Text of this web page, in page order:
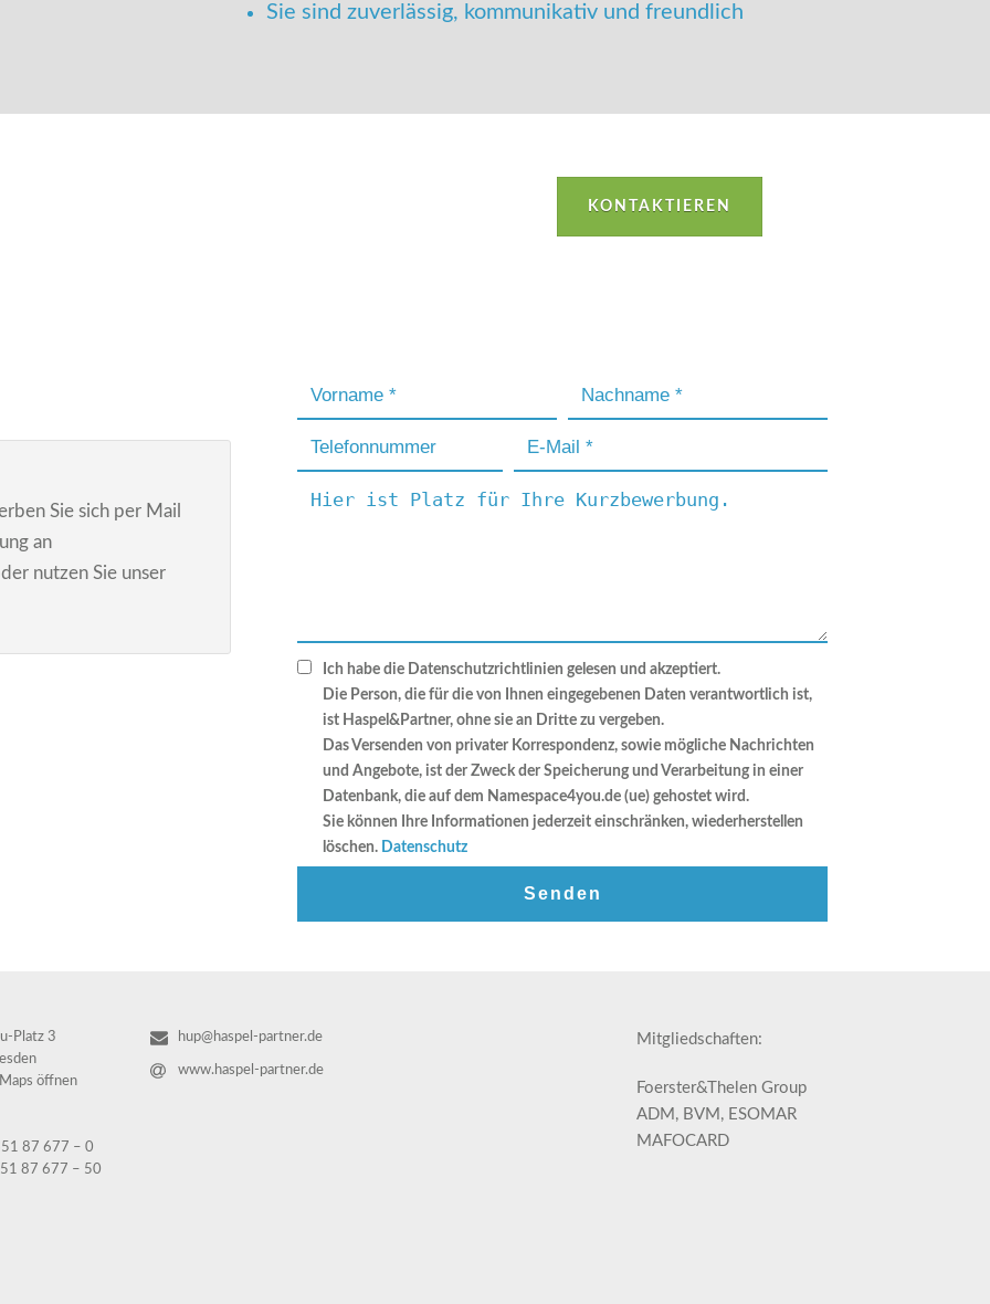
Sie sind zuverlässig, kommunikativ und freundlich
KONTAKTIEREN
Sie sich per Mail
an
nutzen Sie unser
Ich habe die Datenschutzrichtlinien gelesen und akzeptiert.
Die Person, die für die von Ihnen eingegebenen Daten verantwortlich ist,
ist Haspel&Partner, ohne sie an Dritte zu vergeben.
Das Versenden von privater Korrespondenz, sowie mögliche Nachrichten
und Angebote, ist der Zweck der Speicherung und Verarbeitung in einer
Datenbank, die auf dem Namespace4you.de (ue) gehostet wird.
Sie können Ihre Informationen jederzeit einschränken, wiederherstellen
löschen. Datenschutz
Platz 3
öffnen
87 677 – 0
87 677 – 50
hup@haspel-partner.de
www.haspel-partner.de
Mitgliedschaften:
Foerster&Thelen Group
ADM, BVM, ESOMAR
MAFOCARD